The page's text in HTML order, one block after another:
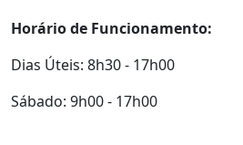
Horário de Funcionamento:
Dias Úteis: 8h30 - 17h00
Sábado: 9h00 - 17h00